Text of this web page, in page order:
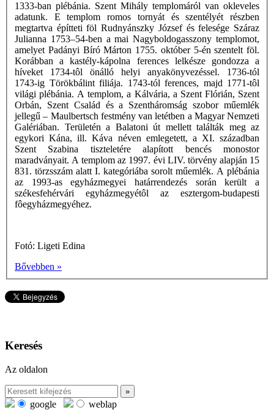
1333-ban plébánia. Szent Mihály templomáról van okleveles
adatunk. E templom romos tornyát és szentélyét részben
megtartva építteti föl Rudnyánszky József és felesége Száraz
Julianna 1753–54-ben a mai Nagyboldogasszony templomot,
amelyet Padányi Bíró Márton 1755. október 5-én szentelt föl.
Korábban a kastély-kápolna ferences lelkésze gondozza a
híveket 1734-tôl önálló helyi anyakönyvezéssel. 1736-tól
1743-ig Törökbálint filiája. 1743-tól ferences, majd 1771-tôl
világi plébánia. A templom, a Kálvária, a Szent Flórián, Szent
Orbán, Szent Család és a Szentháromság szobor műemlék
jellegű – Maulbertsch festmény van letétben a Magyar Nemzeti
Galériában. Területén a Balatoni út mellett találták meg az
egykori Kána, ill. Káva néven emlegetett, a XI. században
Szent Szabina tiszteletére alapított bencés monostor
maradványait. A templom az 1997. évi LIV. törvény alapján 15
831. törzsszám alatt I. kategóriába sorolt műemlék. A plébánia
az 1993-as egyházmegyei határrendezés során került a
székesfehérvári egyházmegyétôl az esztergom-budapesti
fôegyházmegyéhez.
Fotó: Ligeti Edina
Bővebben »
Keresés
Az oldalon
google
weblap